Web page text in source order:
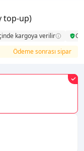
top-up)
kargoya verilir
Ödeme sonrası sipariş